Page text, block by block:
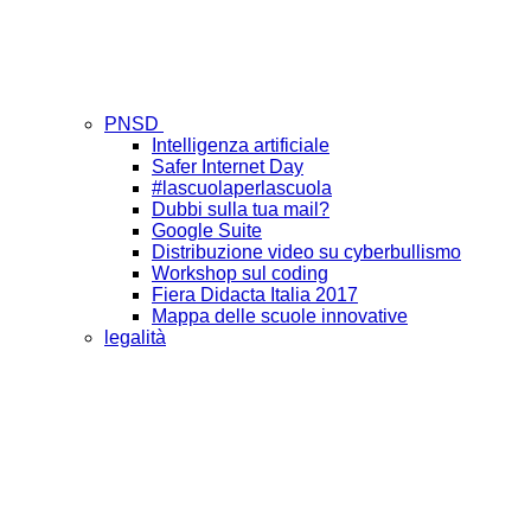
PNSD
Intelligenza artificiale
Safer Internet Day
#lascuolaperlascuola
Dubbi sulla tua mail?
Google Suite
Distribuzione video su cyberbullismo
Workshop sul coding
Fiera Didacta Italia 2017
Mappa delle scuole innovative
legalità